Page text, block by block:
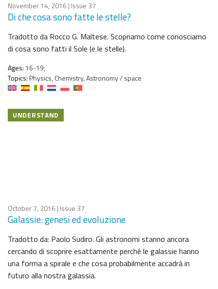
November 14, 2016 | Issue 37
Di che cosa sono fatte le stelle?
Tradotto da Rocco G. Maltese. Scopriamo come conosciamo
di cosa sono fatti il Sole (e le stelle).
Ages: 16-19;
Topics:Physics, Chemistry, Astronomy / space
UNDERSTAND
October 7, 2016 | Issue 37
Galassie: genesi ed evoluzione
Tradotto da: Paolo Sudiro. Gli astronomi stanno ancora
cercando di scoprire esattamente perché le galassie hanno
una forma a spirale e che cosa probabilmente accadrà in
futuro alla nostra galassia.